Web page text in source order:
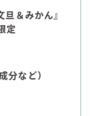
＆みかん』
定
分など）